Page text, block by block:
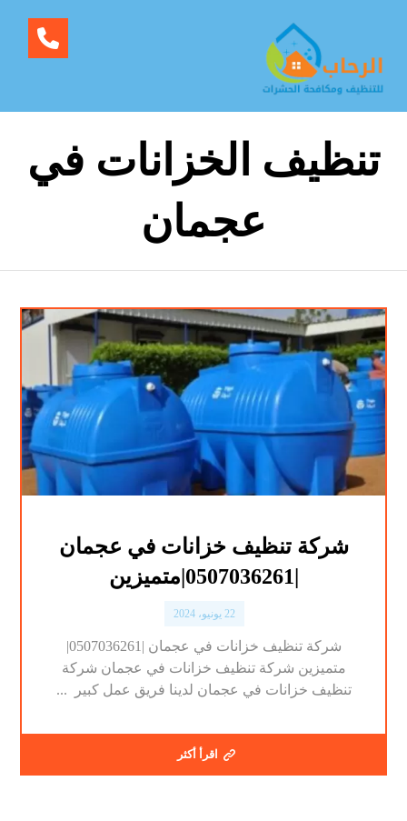
تنظيف الخزانات في
عجمان
شركة تنظيف خزانات في عجمان
|0507036261|متميزين
22 يونيو، 2024
شركة تنظيف خزانات في عجمان |0507036261|
متميزين شركة تنظيف خزانات في عجمان شركة
تنظيف خزانات في عجمان لدينا فريق عمل كبير ...
اقرأ أكثر